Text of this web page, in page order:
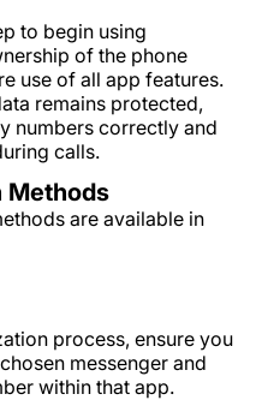
to begin using
of the phone
use of all app features.
remains protected,
numbers correctly and
calls.
Methods
are available in
process, ensure you
messenger and
within that app.